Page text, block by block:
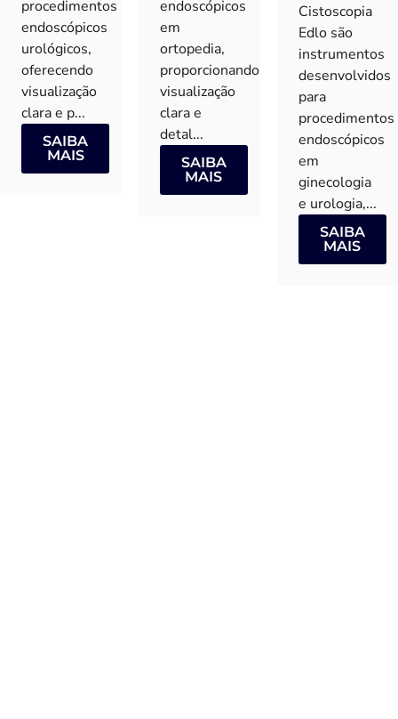
procedimentos
endoscópicos
urológicos,
oferecendo
visualização
clara e p...
SAIBA
MAIS
endoscópicos
em
ortopedia,
proporcionando
visualização
clara e
detal...
SAIBA
MAIS
Cistoscopia
Edlo são
instrumentos
desenvolvidos
para
procedimentos
endoscópicos
em
ginecologia
e urologia,...
SAIBA
MAIS